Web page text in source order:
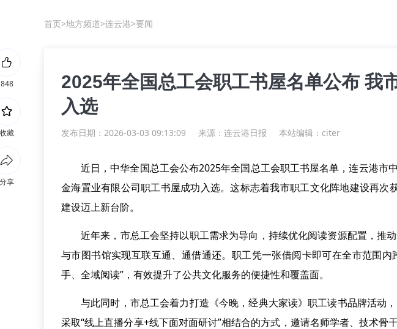
首页>地方频道>连云港>要闻
2025年全国总工会职工书屋名单公布 我
入选
发布日期：2026-03-03 09:13:09 来源： 连云港日报 本站编辑：citer
近日，中华全国总工会公布2025年全国总工会职工书屋名单，连云港市
金海置业有限公司职工书屋成功入选。这标志着我市职工文化阵地建设再次
建设迈上新台阶。
近年来，市总工会坚持以职工需求为导向，持续优化阅读资源配置，推
与市图书馆实现互联互通、通借通还。职工凭一张借阅卡即可在全市范围内
手、全域阅读”，有效提升了公共文化服务的便捷性和覆盖面。
与此同时，市总工会着力打造《今晚，经典大家读》职工读书品牌活动
采取“线上直播分享+线下面对面研讨”相结合的方式，邀请名师学者、技术骨
848
收藏
分享